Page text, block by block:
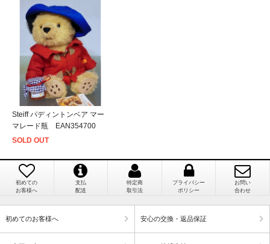
個人情報の漏洩は大丈夫でしょうか？
お客様の個人上を送信するにあたり、当店では日本
ベリサイン株式会社のSSLサーバー証明書を使用して
おります。お買い物・お問い合わせで送信される全て
のデータはSSL暗号化通信により保護されますので、
ご安心してお買い物をお楽しみください。
商品画像と同じ商品が届くのですか？
が届きます。
新潟県 A・K 様 （女性）
「在庫がほとんど無い中で、数少ない「在庫あ
り」だったこと」
徳島県 M・E 様 （女性）
「わざわざ海外から取り寄せてもらえるなんて
すごく心がこもった お店だなぁと感動しまし
た」
兵庫県 M・F 様 （女性）
Steiff パディントンベア マー
マレード瓶 EAN354700
SOLD OUT
初めての
お客様へ
支払
配送
特定商
取引法
プライバシー
ポリシー
お問い
合わせ
初めてのお客様へ 安心の交換・返品保証